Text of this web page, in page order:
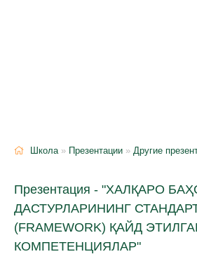
Школа» Презентации » Другие
Презентация - "ХАЛҚАРО
ДАСТУРЛАРИНИНГ
(FRAMEWORK) ҚАЙД
КОМПЕТЕНЦИЯЛАР"